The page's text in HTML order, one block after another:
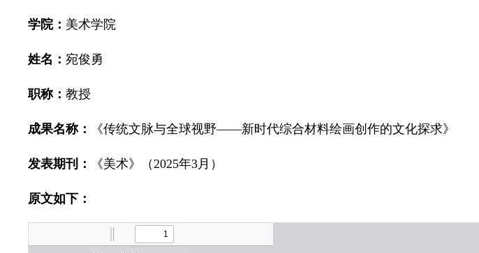
学院： 美术学院
姓名： 宛俊勇
职称：教授
成果名称： 《传统文脉与全球视野——新时代综合材料绘画创作的文化探求》
发表期刊： 《美术》（2025年3月）
原文如下：